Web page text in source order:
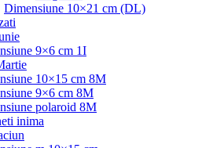
Dimensiune 10×21 cm (DL)
9×6 cm 1I
10×15 cm 8M
9×6 cm 8M
polaroid 8M
inima